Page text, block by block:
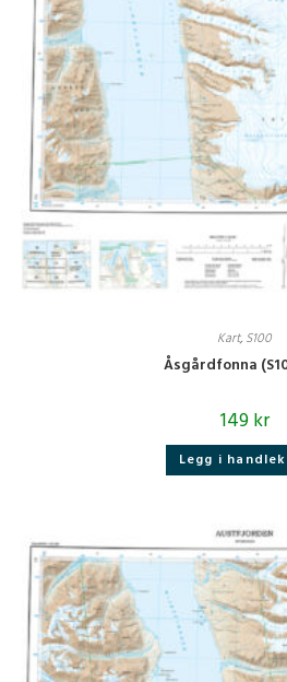
Kart, S100
Åsgårdfonna
149kr
Legg i